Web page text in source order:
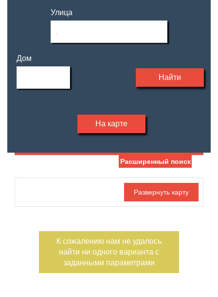
Улица
Дом
Найти
На карте
С фото
Расширенный поиск
К сожалению нам не удалось
найти ни одного варианта с
заданными параметрами